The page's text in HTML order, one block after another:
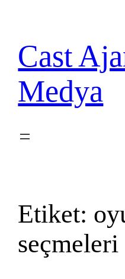
Cast
Medya
Etiket:
seçmeleri